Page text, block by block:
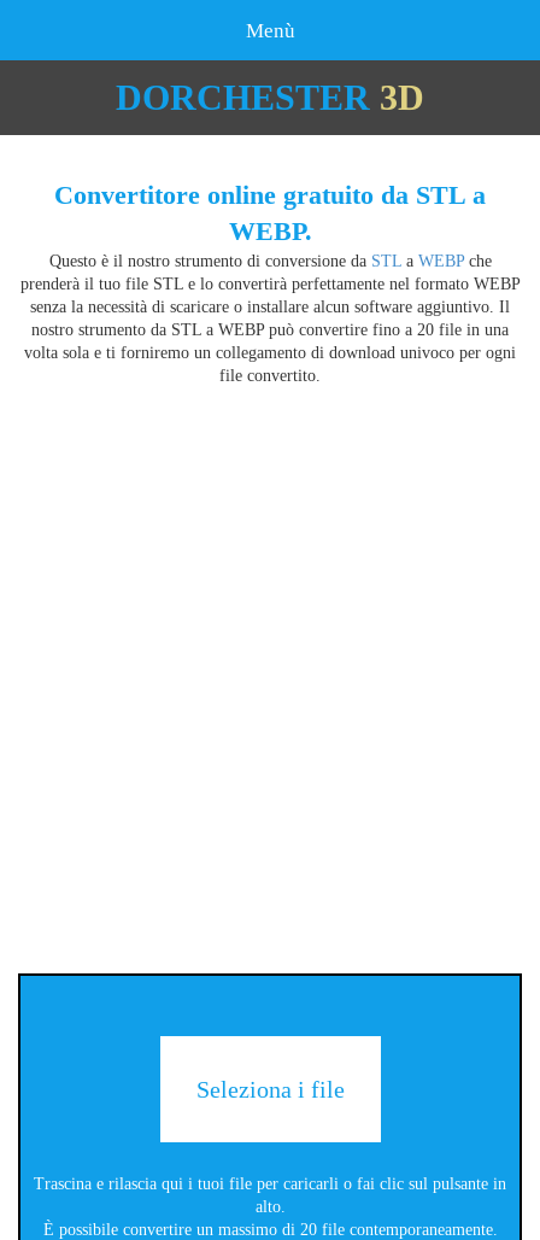
Menù
DORCHESTER 3D
Convertitore online gratuito da STL a
WEBP.
Questo è il nostro strumento di conversione da STLa WEBPche
prenderà il tuo file STL e lo convertirà perfettamente nel formato WEBP
senza la necessità di scaricare o installare alcun software aggiuntivo. Il
nostro strumento da STL a WEBP può convertire fino a 20 file in una
volta sola e ti forniremo un collegamento di download univoco per ogni
file convertito.
Seleziona i file
Trascina e rilascia qui i tuoi file per caricarli o fai clic sul pulsante in
alto.
È possibile convertire un massimo di 20 file contemporaneamente.